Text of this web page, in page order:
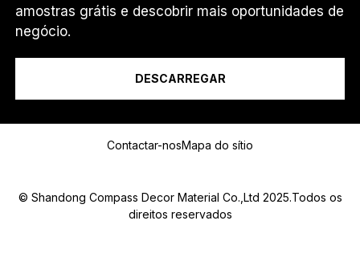
E
M
I
Í
Eu sou um...
amostras grátis e descobrir mais oportunidades de
negócio.
DESCARREGAR
Contactar-nosMapa do sítio
© Shandong Compass Decor Material Co.,Ltd 2025.Todos os
direitos reservados